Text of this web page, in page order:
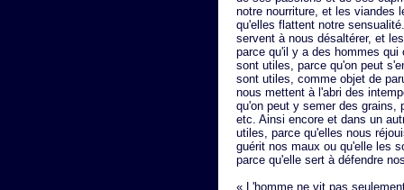
notre nourriture, et les viandes
qu'elles flattent notre
servent à nous désaltérer, et
parce qu'il y a des hommes
sont utiles, parce qu'on peut
sont utiles, comme objet de
nous mettent à l'abri des
qu'on peut y semer des grains,
etc. Ainsi encore et dans un
utiles, parce qu'elles nous
guérit nos maux ou qu'elle les
parce qu'elle sert à défendre
« L'homme ne vit pas